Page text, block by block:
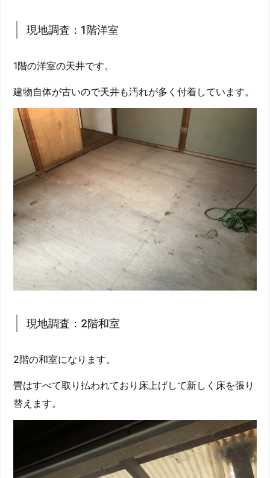
現地調査：1階洋室
1階の洋室の天井です。
建物自体が古いので天井も汚れが多く付着しています。
現地調査：2階和室
2階の和室になります。
畳はすべて取り払われており床上げして新しく床を張り
替えます。